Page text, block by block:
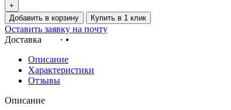
+
Добавить в корзину
Купить в 1 клик
Оставить заявку на почту
Доставка
Описание
Характеристики
Отзывы
Описание